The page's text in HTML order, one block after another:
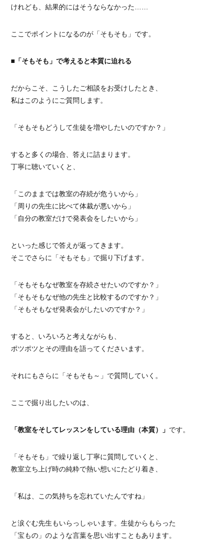
けれども、結果的にはそうならなかった……
ここでポイントになるのが「そもそも」です。
■「そもそも」で考えると本質に迫れる
だからこそ、こうしたご相談をお受けしたとき、
私はこのようにご質問します。
「そもそもどうして生徒を増やしたいのですか？」
すると多くの場合、答えに詰まります。
丁寧に聴いていくと、
「このままでは教室の存続が危ういから」
「周りの先生に比べて体裁が悪いから」
「自分の教室だけで発表会をしたいから」
といった感じで答えが返ってきます。
そこでさらに「そもそも」で掘り下げます。
「そもそもなぜ教室を存続させたいのですか？」
「そもそもなぜ他の先生と比較するのですか？」
「そもそもなぜ発表会がしたいのですか？」
すると、いろいろと考えながらも、
ポツポツとその理由を語ってくださいます。
それにもさらに「そもそも～」で質問していく。
ここで掘り出したいのは、
「教室をそしてレッスンをしている理由（本質）」 です。
「そもそも」で繰り返し丁寧に質問していくと、
教室立ち上げ時の純粋で熱い想いにたどり着き、
「私は、この気持ちを忘れていたんですね」
と涙ぐむ先生もいらっしゃいます。生徒からもらった
「宝もの」のような言葉を思い出すこともあります。